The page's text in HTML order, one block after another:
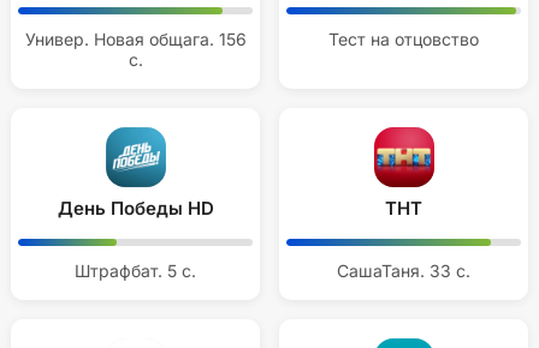
Универ. Новая общага. 156
с.
Тест на отцовство
День Победы HD
Штрафбат. 5 с.
ТНТ
СашаТаня. 33 с.